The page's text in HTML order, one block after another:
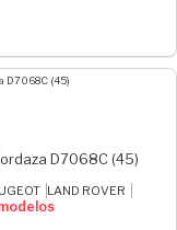
D7068C (45)
LAND ROVER